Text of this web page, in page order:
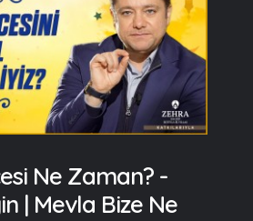
Ne Zaman? -
| Mevla Bize Ne